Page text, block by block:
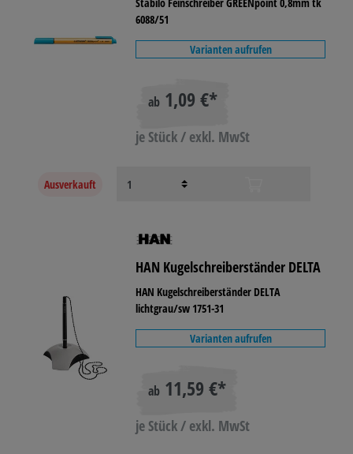
6088/51
Varianten aufrufen
ab 1,09 €*
je Stück / exkl. MwSt
Ausverkauft
HAN Kugelschreiberständer DELTA
HAN Kugelschreiberständer DELTA
lichtgrau/sw 1751-31
Varianten aufrufen
ab 11,59 €*
je Stück / exkl. MwSt